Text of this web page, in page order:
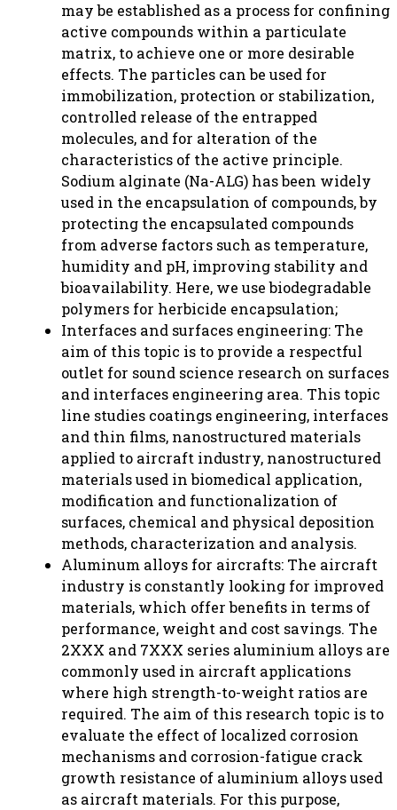
may be established as a process for confining
active compounds within a particulate
matrix, to achieve one or more desirable
effects. The particles can be used for
immobilization, protection or stabilization,
controlled release of the entrapped
molecules, and for alteration of the
characteristics of the active principle.
Sodium alginate (Na-ALG) has been widely
used in the encapsulation of compounds, by
protecting the encapsulated compounds
from adverse factors such as temperature,
humidity and pH, improving stability and
bioavailability. Here, we use biodegradable
polymers for herbicide encapsulation;
Interfaces and surfaces engineering: The
aim of this topic is to provide a respectful
outlet for sound science research on surfaces
and interfaces engineering area. This topic
line studies coatings engineering, interfaces
and thin films, nanostructured materials
applied to aircraft industry, nanostructured
materials used in biomedical application,
modification and functionalization of
surfaces, chemical and physical deposition
methods, characterization and analysis.
Aluminum alloys for aircrafts: The aircraft
industry is constantly looking for improved
materials, which offer benefits in terms of
performance, weight and cost savings. The
2XXX and 7XXX series aluminium alloys are
commonly used in aircraft applications
where high strength-to-weight ratios are
required. The aim of this research topic is to
evaluate the effect of localized corrosion
mechanisms and corrosion-fatigue crack
growth resistance of aluminium alloys used
as aircraft materials. For this purpose,